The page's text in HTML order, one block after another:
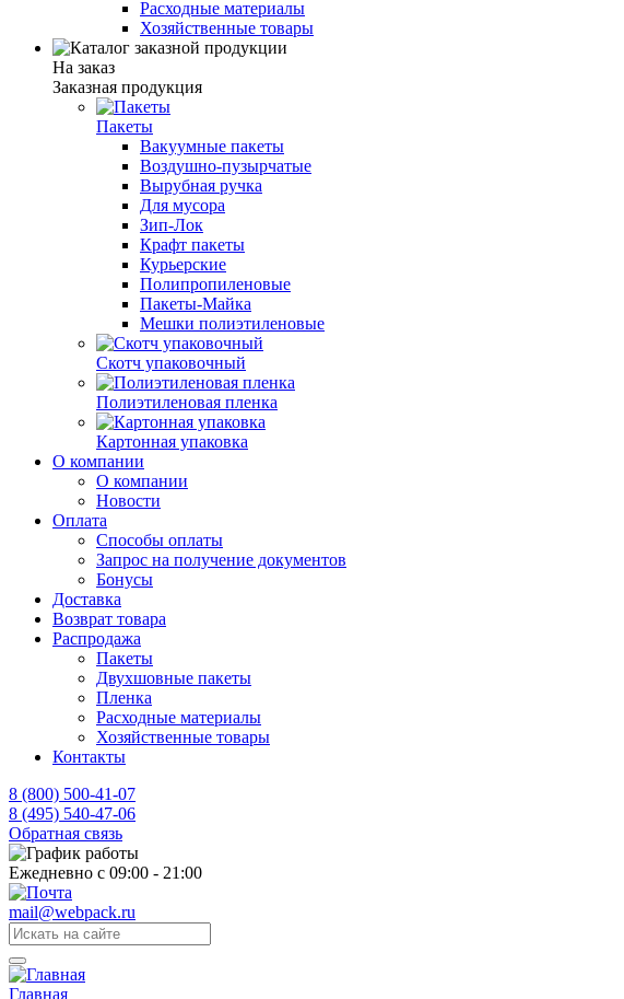
Расходные материалы
Хозяйственные товары
На заказ
Заказная продукция
Пакеты
Вакуумные пакеты
Воздушно-пузырчатые
Вырубная ручка
Для мусора
Зип-Лок
Крафт пакеты
Курьерские
Полипропиленовые
Пакеты-Майка
Мешки полиэтиленовые
Скотч упаковочный
Полиэтиленовая пленка
Картонная упаковка
О компании
О компании
Новости
Оплата
Способы оплаты
Запрос на получение документов
Бонусы
Доставка
Возврат товара
Распродажа
Пакеты
Двухшовные пакеты
Пленка
Расходные материалы
Хозяйственные товары
Контакты
8 (800) 500-41-07
8 (495) 540-47-06
Обратная связь
Ежедневно с 09:00 - 21:00
mail@webpack.ru
Главная